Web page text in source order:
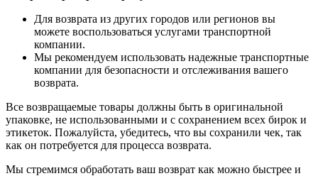
Для возврата из других городов или регионов вы
можете воспользоваться услугами транспортной
компании.
Мы рекомендуем использовать надежные транспортные
компании для безопасности и отслеживания вашего
возврата.
Все возвращаемые товары должны быть в оригинальной
упаковке, не использованными и с сохранением всех бирок и
этикеток. Пожалуйста, убедитесь, что вы сохранили чек, так
как он потребуется для процесса возврата.
Мы стремимся обработать ваш возврат как можно быстрее и